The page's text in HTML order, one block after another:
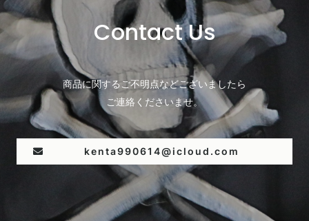
Contact Us
商品に関するご不明点などございましたら
ご連絡くださいませ。
kenta990614@icloud.com